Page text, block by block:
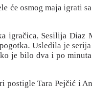
će osmog maja igrati
igračica, Sesilija
Usledila je
je bilo dva i po
postigle Tara Pejčić i